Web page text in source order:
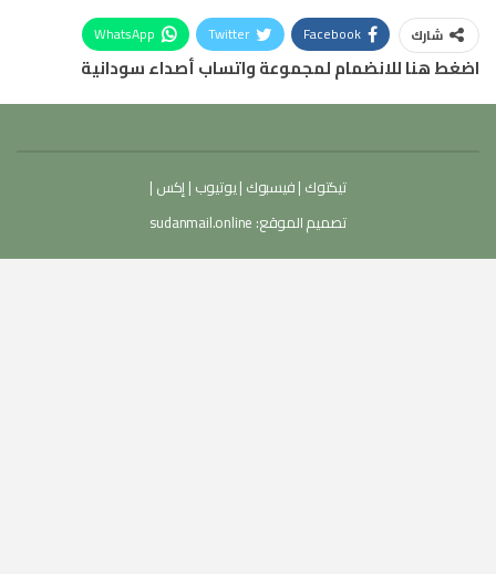
شارك Facebook
Twitter
WhatsApp
اضغط هنا للانضمام لمجموعة واتساب أصداء سودانية
تيكتوك |فيسبوك |يوتيوب | إكس |
تصميم الموقع: sudanmail.online